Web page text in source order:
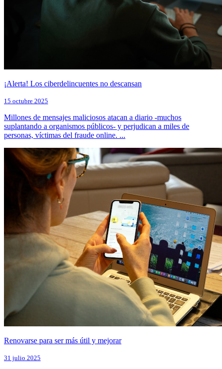
¡Alerta! Los ciberdelincuentes no descansan
15 octubre 2025
Millones de mensajes maliciosos atacan a diario -muchos
suplantando a organismos públicos- y perjudican a miles de
personas, víctimas del fraude online. ...
Renovarse para ser más útil y mejorar
31 julio 2025